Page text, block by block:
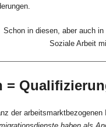
Schon in diesen, aber auch
Soziale Arbeit
=
der arbeitsmarktbezogenen